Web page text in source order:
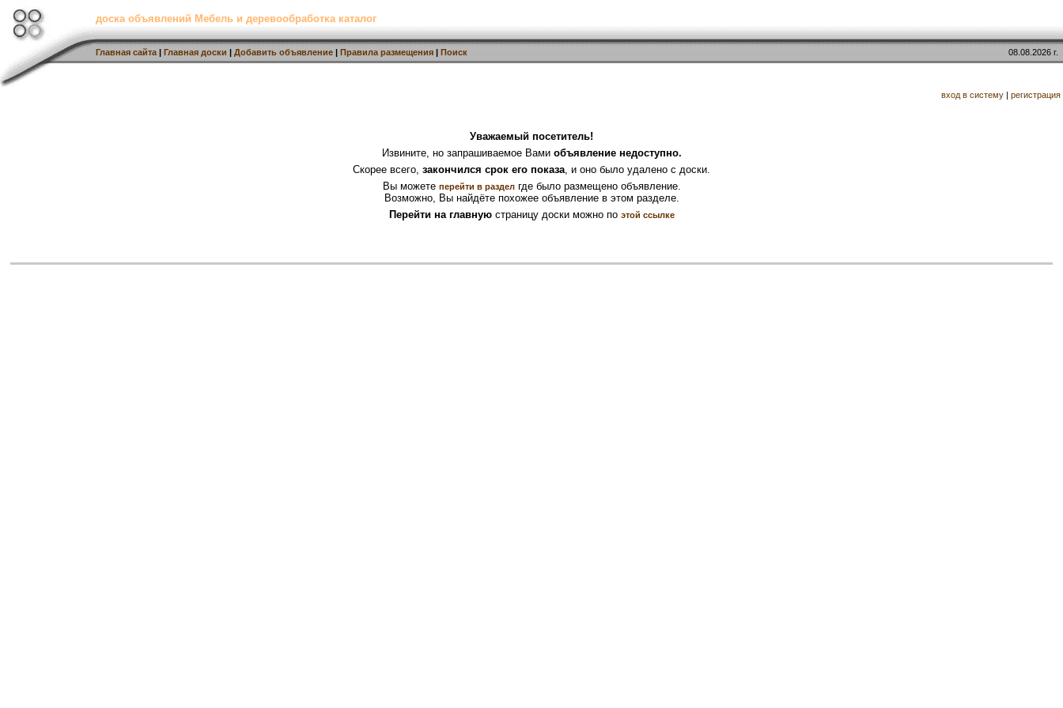
доска объявлений Мебель и деревообработка каталог
Главная сайта | Главная доски | Добавить объявление | Правила размещения | Поиск 08.08.2026 г.
вход в систему | регистрация
Уважаемый посетитель!
Извините, но запрашиваемое Вами объявление недоступно.
Скорее всего, закончился срок его показа, и оно было удалено с доски.
Вы можете перейти в разделгде было размещено объявление.
Возможно, Вы найдёте похожее объявление в этом разделе.
Перейти на главнуюстраницу доски можно по этой ссылке